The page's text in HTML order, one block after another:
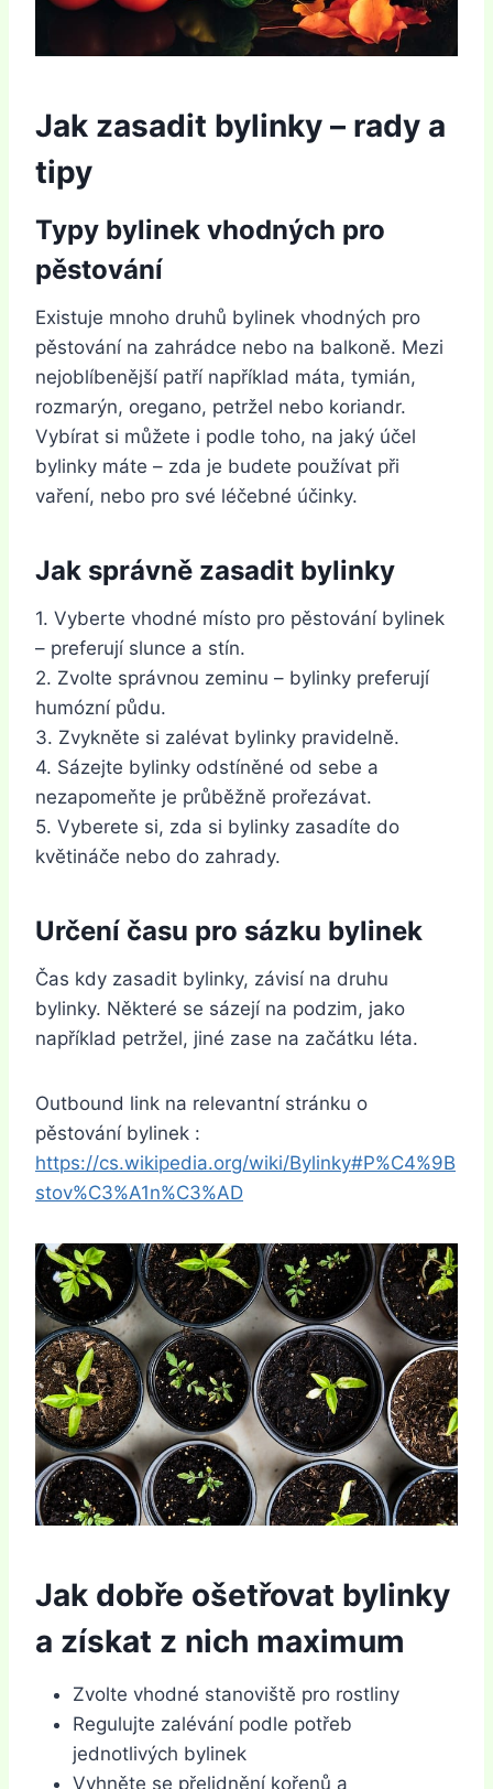
Jak zasadit bylinky – rady a
tipy
Typy bylinek vhodných pro
pěstování
Existuje mnoho druhů bylinek vhodných pro
pěstování na zahrádce nebo na balkoně. Mezi
nejoblíbenější patří například máta, tymián,
rozmarýn, oregano, petržel nebo koriandr.
Vybírat si můžete i podle toho, na jaký účel
bylinky máte – zda je budete používat při
vaření, nebo pro své léčebné účinky.
Jak správně zasadit bylinky
1. Vyberte vhodné místo pro pěstování bylinek
– preferují slunce a stín.
2. Zvolte správnou zeminu – bylinky preferují
humózní půdu.
3. Zvykněte si zalévat bylinky pravidelně.
4. Sázejte bylinky odstíněné od sebe a
nezapomeňte je průběžně prořezávat.
5. Vyberete si, zda si bylinky zasadíte do
květináče nebo do zahrady.
Určení času pro sázku bylinek
Čas kdy zasadit bylinky, závisí na druhu
bylinky. Některé se sázejí na podzim, jako
například petržel, jiné zase na začátku léta.
Outbound link na relevantní stránku o
pěstování bylinek :
https://cs.wikipedia.org/wiki/Bylinky#P%C4%9B
stov%C3%A1n%C3%AD
Jak dobře ošetřovat bylinky
a získat z nich maximum
Zvolte vhodné stanoviště pro rostliny
Regulujte zalévání podle potřeb
jednotlivých bylinek
Vyhněte se přelidnění kořenů a